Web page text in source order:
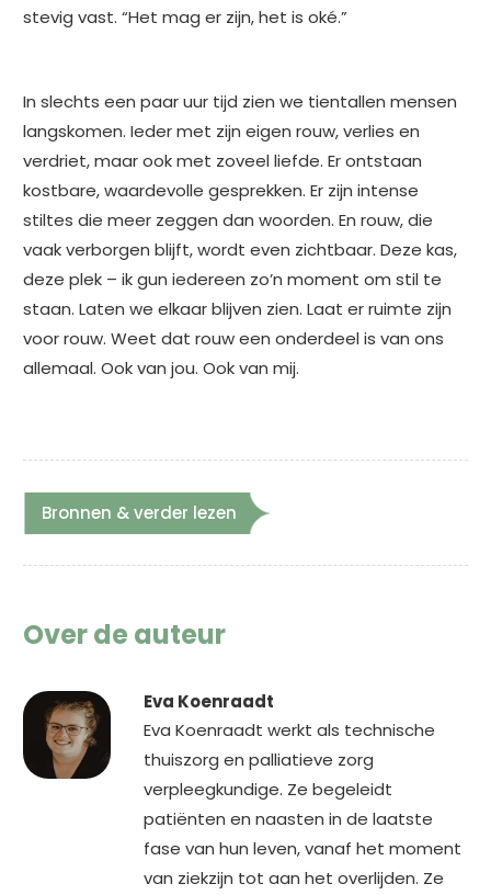
stevig vast. “Het mag er zijn, het is oké.”
In slechts een paar uur tijd zien we tientallen mensen
langskomen. Ieder met zijn eigen rouw, verlies en
verdriet, maar ook met zoveel liefde. Er ontstaan
kostbare, waardevolle gesprekken. Er zijn intense
stiltes die meer zeggen dan woorden. En rouw, die
vaak verborgen blijft, wordt even zichtbaar. Deze kas,
deze plek – ik gun iedereen zo’n moment om stil te
staan. Laten we elkaar blijven zien. Laat er ruimte zijn
voor rouw. Weet dat rouw een onderdeel is van ons
allemaal. Ook van jou. Ook van mij.
Bronnen & verder lezen
Over de auteur
Eva Koenraadt
Eva Koenraadt werkt als technische
thuiszorg en palliatieve zorg
verpleegkundige. Ze begeleidt
patiënten en naasten in de laatste
fase van hun leven, vanaf het moment
van ziekzijn tot aan het overlijden. Ze